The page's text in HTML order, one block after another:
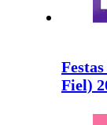
Fiel)